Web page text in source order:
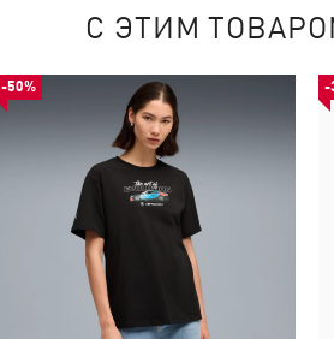
С ЭТИМ
-50% -